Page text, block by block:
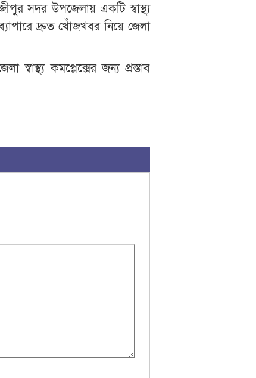
সদর উপজেলায় একটি স্বাস্থ্য
দ্রুত খোঁজখবর নিয়ে জেলা
কমপ্লেক্সের জন্য প্রস্তাব